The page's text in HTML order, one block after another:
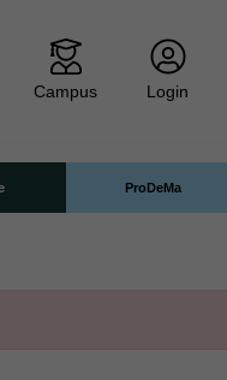
Campus Login
ProDeMa